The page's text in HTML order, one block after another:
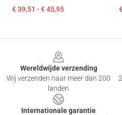
€ 39,51 - € 45,95
Wereldwijde verzending
Wij verzenden naar meer dan 200
landen
Internationale garantie